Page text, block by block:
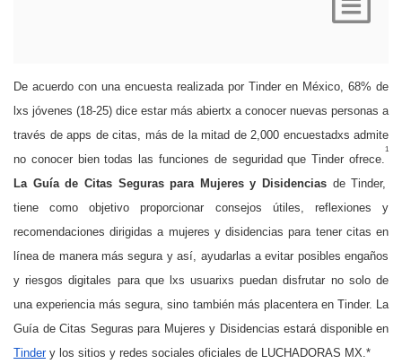
De acuerdo con una encuesta realizada por Tinder en México, 68% de
lxs jóvenes (18-25) dice estar más abiertx a conocer nuevas personas a
través de apps de citas, más de la mitad de 2,000 encuestadxs admite
no conocer bien todas las funciones de seguridad que Tinder ofrece.
1
La Guía de Citas Seguras para Mujeres y Disidencias de Tinder,
tiene como objetivo proporcionar consejos útiles, reflexiones y
recomendaciones dirigidas a mujeres y disidencias para tener citas en
línea de manera más segura y así, ayudarlas a evitar posibles engaños
y riesgos digitales para que lxs usuarixs puedan disfrutar no solo de
una experiencia más segura, sino también más placentera en Tinder.
La
Guía de Citas Seguras para Mujeres y Disidencias estará disponible en
Tindery los sitios y redes sociales oficiales de LUCHADORAS MX.*